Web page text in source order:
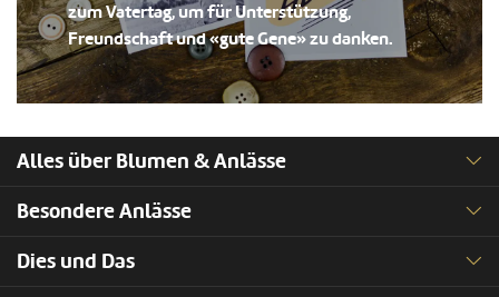
zum Vatertag, um für Unterstützung,
Freundschaft und «gute Gene» zu danken.
Alles über Blumen & Anlässe
Besondere Anlässe
Dies und Das